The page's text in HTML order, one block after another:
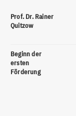
Prof. Dr. Rainer
Quitzow
Beginn der
ersten
Förderung